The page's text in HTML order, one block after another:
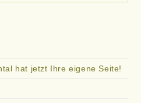
hat jetzt Ihre eigene Seite!